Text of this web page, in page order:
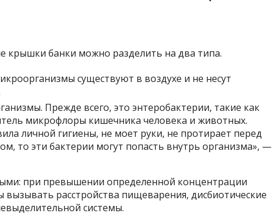
крышки банки можно разделить на два типа.
существуют в воздухе и не несут
Прежде всего, это энтеробактерии, такие как
микрофлоры кишечника человека и животных.
личной гигиены, не моет руки, не протирает перед
то эти бактерии могут попасть внутрь организма», —
при превышении определенной концентрации
вызывать расстройства пищеварения, дисбиотические
системы.